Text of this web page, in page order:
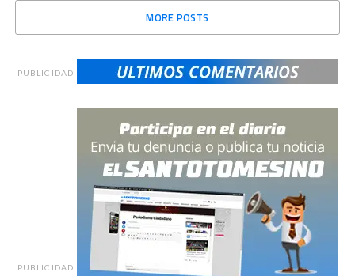
MORE POSTS
PUBLICIDAD
PUBLICIDAD